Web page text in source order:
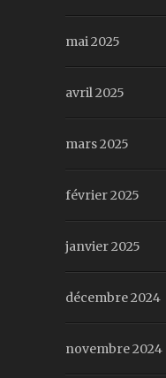
mai 2025
avril 2025
mars 2025
février 2025
janvier 2025
décembre 2024
novembre 2024